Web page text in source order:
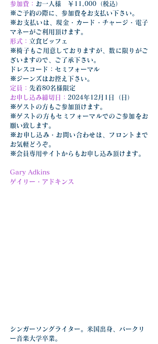
参加費： お一人様　￥11,000（税込）
※ご予約の際に、参加費をお支払い下さい。
※お支払いは、現金・カード・チャージ・電子
マネーがご利用頂けます。
形式： 立食ビッフェ
※椅子もご用意しておりますが、数に限りがご
ざいますので、ご了承下さい。
ドレスコード：セミフォーマル
※ジーンズはお控え下さい。
定員： 先着80名様限定
お申し込み締切日： 2024年12月1日（日）
※ゲストの方もご参加頂けます。
※ゲストの方もセミフォーマルでのご参加をお
願い致します。
※お申し込み・お問い合わせは、フロントまで
お気軽どうぞ。
※会員専用サイトからもお申し込み頂けます。
Gary Adkins
ゲイリー・アドキンス
シンガーソングライター。米国出身、バークリ
ー音楽大学卒業。